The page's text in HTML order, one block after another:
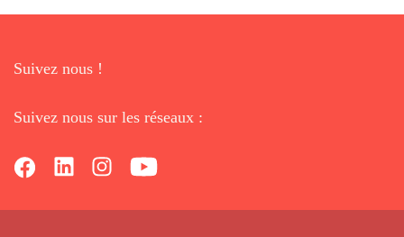
Suivez nous !
Suivez nous sur les réseaux :